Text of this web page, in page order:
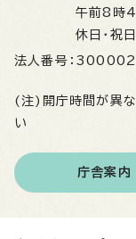
午前8時
休日・祝
法人番号：
(注)開庁時間が異な
い
庁舎案内